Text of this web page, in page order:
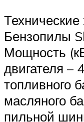
Технические
Бензопилы
Мощность
двигателя –
топливного
масляного
пильной